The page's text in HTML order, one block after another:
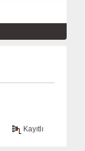
Kayıtlı